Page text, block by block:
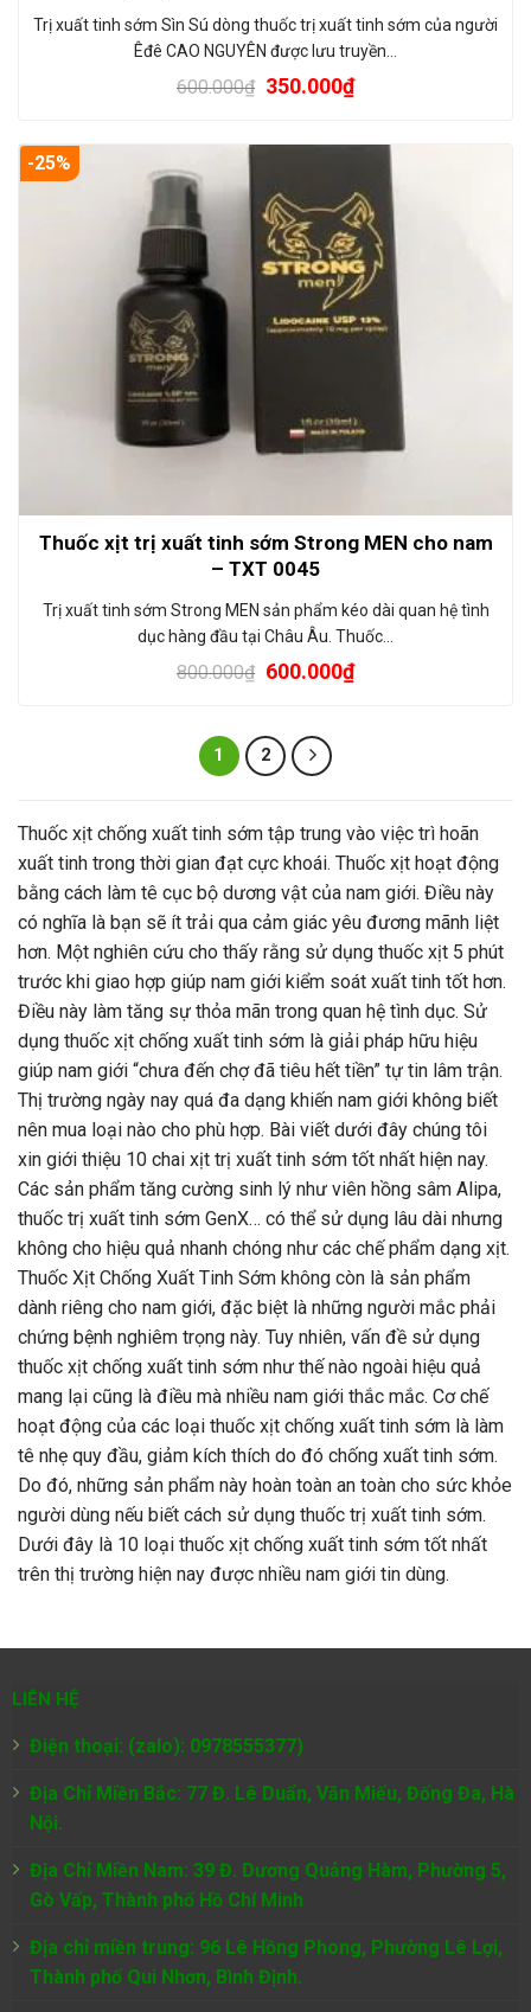
Trị xuất tinh sớm Sìn Sú dòng thuốc trị xuất tinh sớm của người
Êđê CAO NGUYÊN được lưu truyền…
600.000₫ 350.000₫
-25%
Thuốc xịt trị xuất tinh sớm Strong MEN cho nam
– TXT 0045
Trị xuất tinh sớm Strong MEN sản phẩm kéo dài quan hệ tình
dục hàng đầu tại Châu Âu. Thuốc…
800.000₫ 600.000₫
1 2
Thuốc xịt chống xuất tinh sớm tập trung vào việc trì hoãn
xuất tinh trong thời gian đạt cực khoái. Thuốc xịt hoạt động
bằng cách làm tê cục bộ dương vật của nam giới. Điều này
có nghĩa là bạn sẽ ít trải qua cảm giác yêu đương mãnh liệt
hơn. Một nghiên cứu cho thấy rằng sử dụng thuốc xịt 5 phút
trước khi giao hợp giúp nam giới kiểm soát xuất tinh tốt hơn.
Điều này làm tăng sự thỏa mãn trong quan hệ tình dục. Sử
dụng thuốc xịt chống xuất tinh sớm là giải pháp hữu hiệu
giúp nam giới “chưa đến chợ đã tiêu hết tiền” tự tin lâm trận.
Thị trường ngày nay quá đa dạng khiến nam giới không biết
nên mua loại nào cho phù hợp. Bài viết dưới đây chúng tôi
xin giới thiệu 10 chai xịt trị xuất tinh sớm tốt nhất hiện nay.
Các sản phẩm tăng cường sinh lý như viên hồng sâm Alipa,
thuốc trị xuất tinh sớm GenX… có thể sử dụng lâu dài nhưng
không cho hiệu quả nhanh chóng như các chế phẩm dạng xịt.
Thuốc Xịt Chống Xuất Tinh Sớm không còn là sản phẩm
dành riêng cho nam giới, đặc biệt là những người mắc phải
chứng bệnh nghiêm trọng này. Tuy nhiên, vấn đề sử dụng
thuốc xịt chống xuất tinh sớm như thế nào ngoài hiệu quả
mang lại cũng là điều mà nhiều nam giới thắc mắc. Cơ chế
hoạt động của các loại thuốc xịt chống xuất tinh sớm là làm
tê nhẹ quy đầu, giảm kích thích do đó chống xuất tinh sớm.
Do đó, những sản phẩm này hoàn toàn an toàn cho sức khỏe
người dùng nếu biết cách sử dụng thuốc trị xuất tinh sớm.
Dưới đây là 10 loại thuốc xịt chống xuất tinh sớm tốt nhất
trên thị trường hiện nay được nhiều nam giới tin dùng.
LIÊN HỆ
Điện thoại: (zalo): 0978555377)
Địa Chỉ Miền Bắc: 77 Đ. Lê Duẩn, Văn Miếu, Đống Đa, Hà
Nội.
Địa Chỉ Miền Nam: 39 Đ. Dương Quảng Hàm, Phường 5,
Gò Vấp, Thành phố Hồ Chí Minh
Địa chỉ miền trung: 96 Lê Hồng Phong, Phường Lê Lợi,
Thành phố Qui Nhơn, Bình Định.